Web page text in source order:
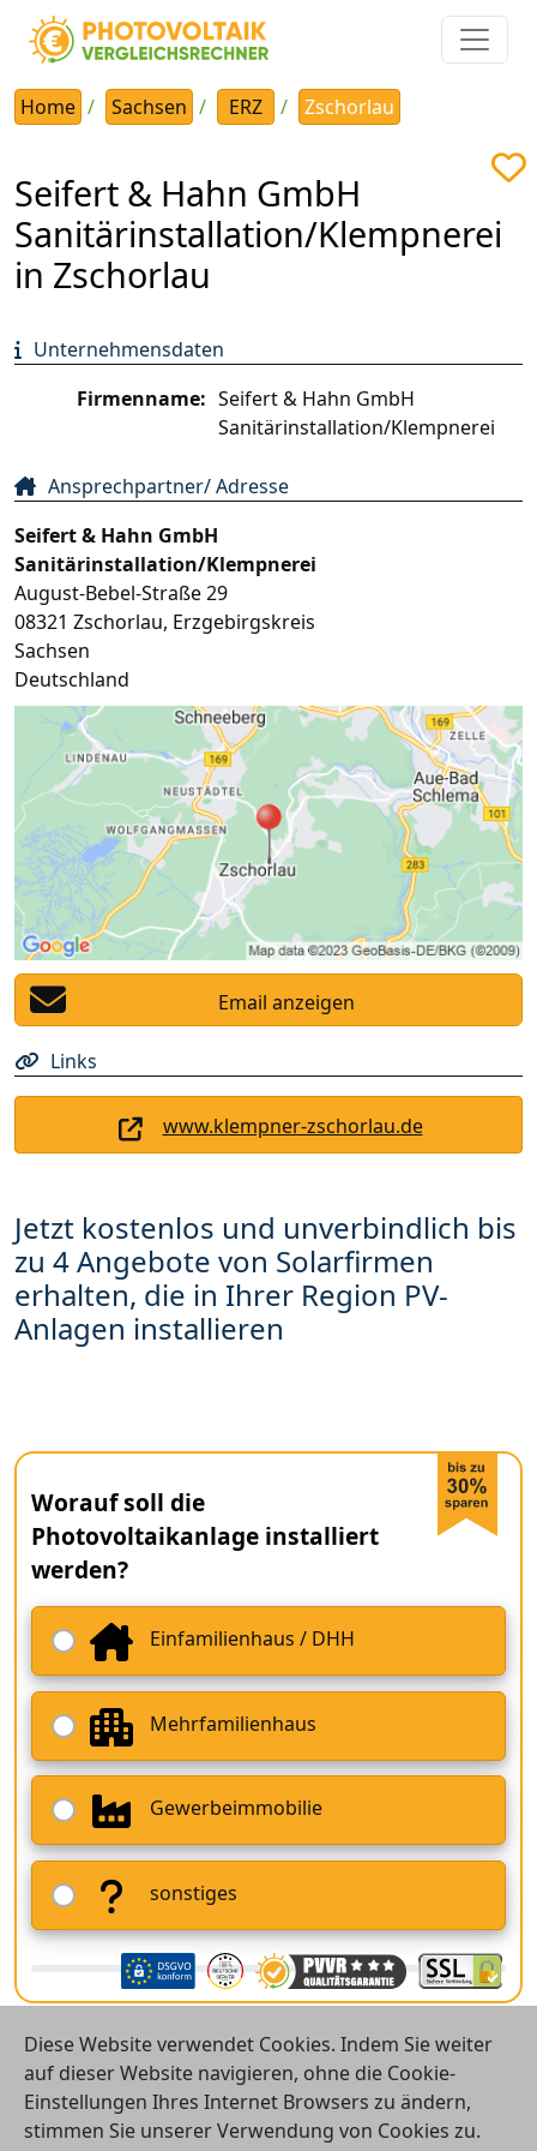
Home Sachsen ERZ Zschorlau
Seifert & Hahn GmbH
Sanitärinstallation/Klempnerei
in Zschorlau
Unternehmensdaten
Firmenname: Seifert & Hahn GmbH
Sanitärinstallation/Klempnerei
Ansprechpartner/ Adresse
Seifert & Hahn GmbH
Sanitärinstallation/Klempnerei
August-Bebel-Straße 29
08321 Zschorlau, Erzgebirgskreis
Sachsen
Deutschland
Email anzeigen
Links
www.klempner-zschorlau.de
Jetzt kostenlos und unverbindlich bis
zu 4 Angebote von Solarfirmen
erhalten, die in Ihrer Region PV-
Anlagen installieren
Worauf soll die
Photovoltaikanlage installiert
werden?
Einfamilienhaus / DHH
Mehrfamilienhaus
Gewerbeimmobilie
sonstiges
© 2026 Vergleichsrechner24 GmbH
Diese Website verwendet Cookies. Indem Sie weiter
auf dieser Website navigieren, ohne die Cookie-
Einstellungen Ihres Internet Browsers zu ändern,
stimmen Sie unserer Verwendung von Cookies zu.